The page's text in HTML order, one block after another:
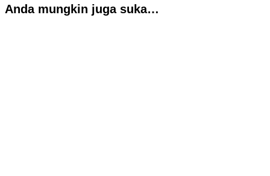
Anda mungkin juga suka…